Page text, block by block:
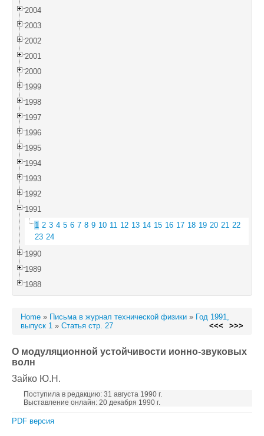
2004
2003
2002
2001
2000
1999
1998
1997
1996
1995
1994
1993
1992
1991
1 2 3 4 5 6 7 8 9 10 11 12 13 14 15 16 17 18 19 20 21 22
23 24
1990
1989
1988
Home » Письма в журнал технической физики » Год 1991,
выпуск 1 » Статья стр. 27 <<< >>>
О модуляционной устойчивости ионно-звуковых
волн
3айко Ю.Н.
Поступила в редакцию: 31 августа 1990 г.
Выставление онлайн: 20 декабря 1990 г.
PDF версия